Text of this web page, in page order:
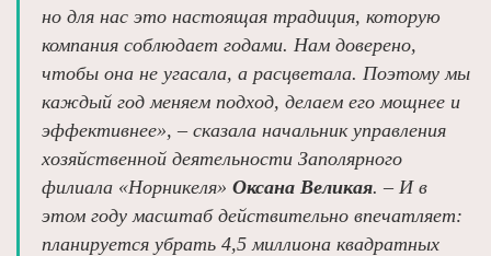
но для нас это настоящая традиция, которую
компания соблюдает годами. Нам доверено,
чтобы она не угасала, а расцветала. Поэтому мы
каждый год меняем подход, делаем его мощнее и
эффективнее», – сказала начальник управления
хозяйственной деятельности Заполярного
филиала «Норникеля» Оксана Великая. – И в
этом году масштаб действительно впечатляет:
планируется убрать 4,5 миллиона квадратных